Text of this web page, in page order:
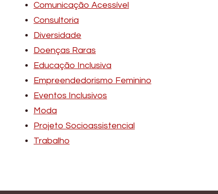
Comunicação Acessível
Consultoria
Diversidade
Doenças Raras
Educação Inclusiva
Empreendedorismo Feminino
Eventos Inclusivos
Moda
Projeto Socioassistencial
Trabalho